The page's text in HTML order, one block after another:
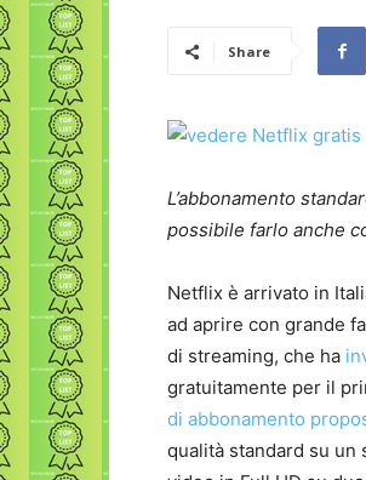
Share
L’abbonamento
possibile farlo anche
Netflix è arrivato in
ad aprire con grande
di streaming, che ha
gratuitamente per il
di abbonamento
qualità standard su